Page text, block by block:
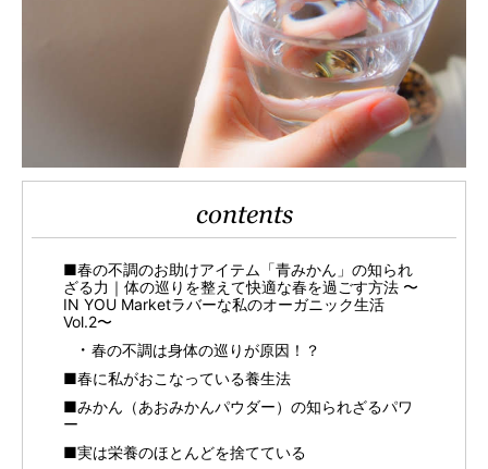
contents
■春の不調のお助けアイテム「青みかん」の知られ
ざる力｜体の巡りを整えて快適な春を過ごす方法 〜
IN YOU Marketラバーな私のオーガニック生活
Vol.2〜
春の不調は身体の巡りが原因！？
■春に私がおこなっている養生法
■みかん（あおみかんパウダー）の知られざるパワ
ー
■実は栄養のほとんどを捨てている